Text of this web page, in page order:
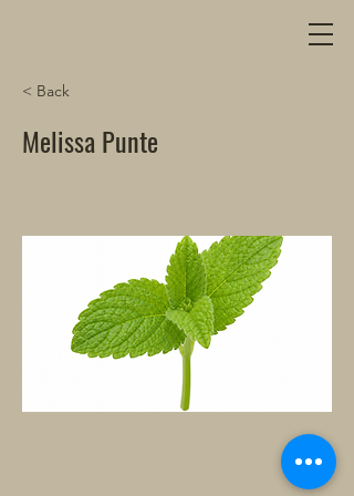
< Back
Melissa Punte